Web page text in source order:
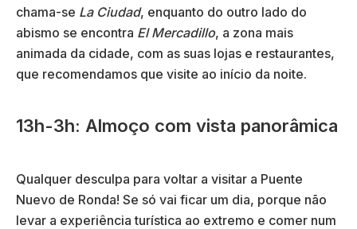
chama-se La Ciudad, enquanto do outro lado do
abismo se encontra El Mercadillo, a zona mais
animada da cidade, com as suas lojas e restaurantes,
que recomendamos que visite ao início da noite.
13h-3h: Almoço com vista panorâmica
Qualquer desculpa para voltar a visitar a Puente
Nuevo de Ronda! Se só vai ficar um dia, porque não
levar a experiência turística ao extremo e comer num